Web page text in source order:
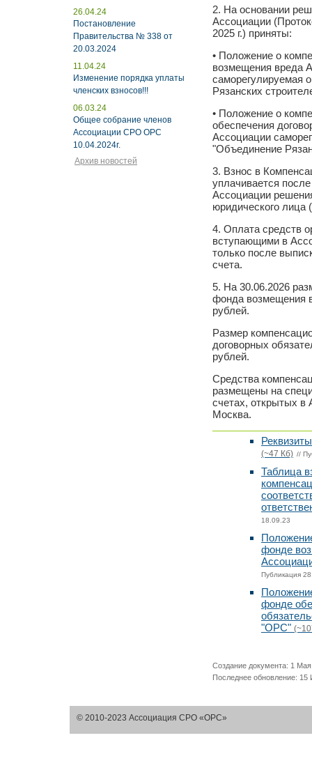
26.04.24
Постановление
Правительства № 338 от
20.03.2024
11.04.24
Изменение порядка уплаты
членских взносов!!!
06.03.24
Общее собрание членов
Ассоциации СРО ОРС
10.04.2024г.
Архив новостей
2. На основании
Ассоциации
2025 г.) приняты:
• Положение о
возмещения вреда
саморегулируемая
Рязанских
• Положение о
обеспечения
Ассоциации
"Объединение
3. Взнос в
уплачивается
Ассоциации
юридического
4. Оплата средств
вступающими в
только после
счета.
5. На 30.06.2026
фонда возмещения
рублей.
Размер
договорных
рублей.
Средства
размещены на
счетах, открытых
Москва.
(~47 Кб) //
Таблица
18.09.23
фонде
Публикация
фонде
"ОРС"
Создание документа: 1 Мая
Последнее обновление: 15
© 2010-2023 Ассоциация СРО «ОРС»